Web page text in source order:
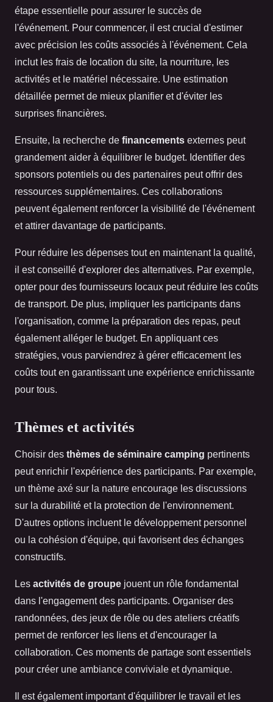
étape essentielle pour assurer le succès de
l'événement. Pour commencer, il est crucial d'estimer
avec précision les coûts associés à l'événement. Cela
inclut les frais de location du site, la nourriture, les
activités et le matériel nécessaire. Une estimation
détaillée permet de mieux planifier et d'éviter les
surprises financières.
Ensuite, la recherche de financements externes peut
grandement aider à équilibrer le budget. Identifier des
sponsors potentiels ou des partenaires peut offrir des
ressources supplémentaires. Ces collaborations
peuvent également renforcer la visibilité de l'événement
et attirer davantage de participants.
Pour réduire les dépenses tout en maintenant la qualité,
il est conseillé d'explorer des alternatives. Par exemple,
opter pour des fournisseurs locaux peut réduire les coûts
de transport. De plus, impliquer les participants dans
l'organisation, comme la préparation des repas, peut
également alléger le budget. En appliquant ces
stratégies, vous parviendrez à gérer efficacement les
coûts tout en garantissant une expérience enrichissante
pour tous.
Thèmes et activités
Choisir des thèmes de séminaire camping pertinents
peut enrichir l'expérience des participants. Par exemple,
un thème axé sur la nature encourage les discussions
sur la durabilité et la protection de l'environnement.
D'autres options incluent le développement personnel
ou la cohésion d'équipe, qui favorisent des échanges
constructifs.
Les activités de groupe jouent un rôle fondamental
dans l'engagement des participants. Organiser des
randonnées, des jeux de rôle ou des ateliers créatifs
permet de renforcer les liens et d'encourager la
collaboration. Ces moments de partage sont essentiels
pour créer une ambiance conviviale et dynamique.
Il est également important d'équilibrer le travail et les